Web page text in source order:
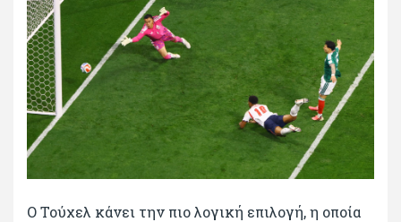
Ο Τούχελ κάνει την πιο λογική επιλογή, η οποία